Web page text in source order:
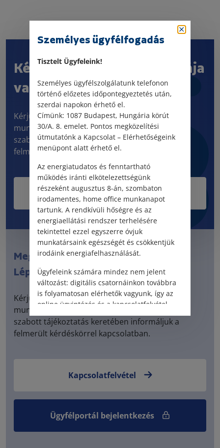
Kérdése vagy jogi problémája
van?
Kérjük, töltse ki kapcsolatfelvételi űrlapunkat! 5
munkanapon belül visszahívjuk és személyre
szabott tájékoztatás keretében informáljuk a
felmerült kérdéskörrel kapcsolatban.
Kérdésem van
Meglévő ügyfél?
Lépjen be az ügyféltérbe
Kérjük, töltse ki kapcsolatfelvételi űrlapunkat! 5
munkanapon belül visszahívjuk és személyre
szabott tájékoztatás keretében informáljuk a
felmerült kérdéskörrel kapcsolatban.
Kapcsolatfelvétel
Ügyfélportál bejelentkezés
Személyes ügyfélfogadás
Tisztelt Ügyfeleink!
Személyes ügyfélszolgálatunk telefonon
történő előzetes időpontegyeztetés után,
szerdai napokon érhető el.
Címünk: 1087 Budapest, Hungária körút
30/A. 8. emelet. Pontos megközelítési
útmutatónk a Kapcsolat – Elérhetőségeink
menüpont alatt érhető el.
Az energiatudatos és fenntartható
működés iránti elkötelezettségünk
részeként augusztus 8-án, szombaton
irodamentes, home office munkanapot
tartunk. A rendkívüli hőségre és az
energiaellátási rendszer terhelésére
tekintettel ezzel egyszerre óvjuk
munkatársaink egészségét és csökkentjük
irodáink energiafelhasználását.
Ügyfeleink számára mindez nem jelent
változást: digitális csatornáinkon továbbra
is folyamatosan elérhetők vagyunk, így az
online ügyintézés és a kapcsolatfelvétel
változatlanul biztosított.